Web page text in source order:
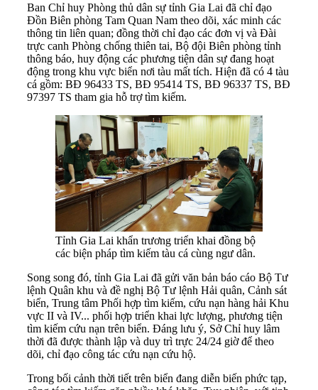
Ban Chỉ huy Phòng thủ dân sự tỉnh Gia Lai đã chỉ đạo
Đồn Biên phòng Tam Quan Nam theo dõi, xác minh các
thông tin liên quan; đồng thời chỉ đạo các đơn vị và Đài
trực canh Phòng chống thiên tai, Bộ đội Biên phòng tỉnh
thông báo, huy động các phương tiện dân sự đang hoạt
động trong khu vực biển nơi tàu mất tích. Hiện đã có 4 tàu
cá gồm: BĐ 96433 TS, BĐ 95414 TS, BĐ 96337 TS, BĐ
97397 TS tham gia hỗ trợ tìm kiếm.
Tỉnh Gia Lai khẩn trương triển khai đồng bộ
các biện pháp tìm kiếm tàu cá cùng ngư dân.
Song song đó, tỉnh Gia Lai đã gửi văn bản báo cáo Bộ Tư
lệnh Quân khu và đề nghị Bộ Tư lệnh Hải quân, Cảnh sát
biển, Trung tâm Phối hợp tìm kiếm, cứu nạn hàng hải Khu
vực II và IV... phối hợp triển khai lực lượng, phương tiện
tìm kiếm cứu nạn trên biển. Đáng lưu ý, Sở Chỉ huy lâm
thời đã được thành lập và duy trì trực 24/24 giờ để theo
dõi, chỉ đạo công tác cứu nạn cứu hộ.
Trong bối cảnh thời tiết trên biển đang diễn biến phức tạp,